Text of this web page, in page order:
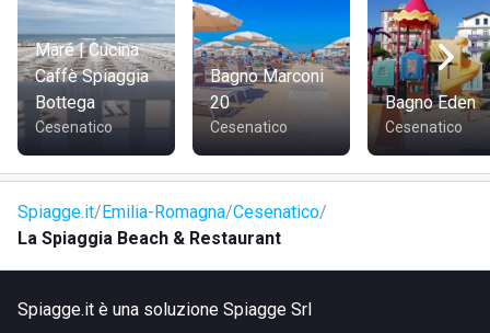
parcheggiare negli stalli posizionati lungo la strada che
porta allo stabilimento. Chi proviene dalle altre località c'è
la Strada Statale 16 che conduce a Cesenatico. Le linee di
autobus che collegano i vari punti di Cesenatico e
connettono la cittadina a Cesena fermano a poche decine di
metri dall'entrata del La Spiaggia Beach & Restaurant
permettendo l'uso dei mezzi pubblici.
Maré | Cucina
Caffè Spiaggia
Bottega
Cesenatico
Bagno Marconi
20
Cesenatico
Bagno Eden
Cesenatico
Spiagge.it Emilia-Romagna Cesenatico
La Spiaggia Beach & Restaurant
Spiagge.it è una soluzione Spiagge Srl